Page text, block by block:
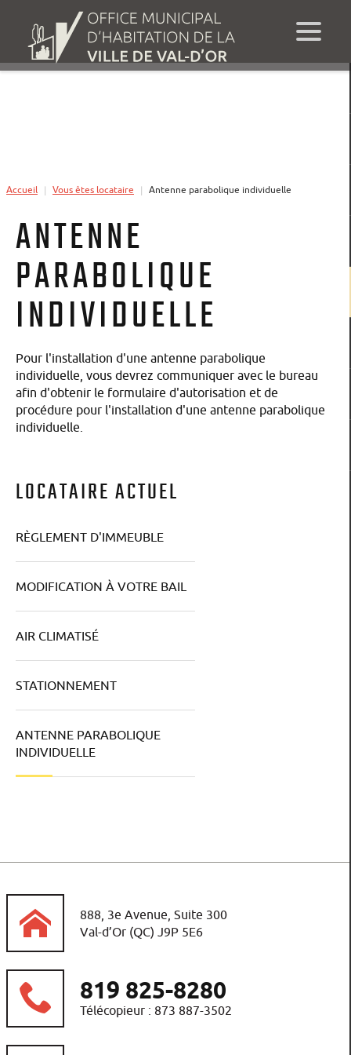
Accueil Vous êtes locataire Antenne parabolique individuelle
ANTENNE
PARABOLIQUE
INDIVIDUELLE
Pour l'installation d'une antenne parabolique
individuelle, vous devrez communiquer avec le bureau
afin d'obtenir le formulaire d'autorisation et de
procédure pour l'installation d'une antenne parabolique
individuelle.
LOCATAIRE ACTUEL
RÈGLEMENT D'IMMEUBLE
MODIFICATION À VOTRE BAIL
AIR CLIMATISÉ
STATIONNEMENT
ANTENNE PARABOLIQUE
INDIVIDUELLE
888, 3e Avenue, Suite 300
Val-d’Or (QC) J9P 5E6
819 825-8280
Télécopieur : 873 887-3502